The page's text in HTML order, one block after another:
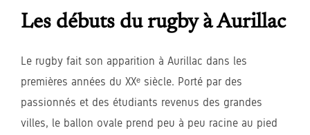
Les débuts du rugby à Aurillac
Le rugby fait son apparition à Aurillac dans les
premières années du XXᵉ siècle. Porté par des
passionnés et des étudiants revenus des grandes
villes, le ballon ovale prend peu à peu racine au pied